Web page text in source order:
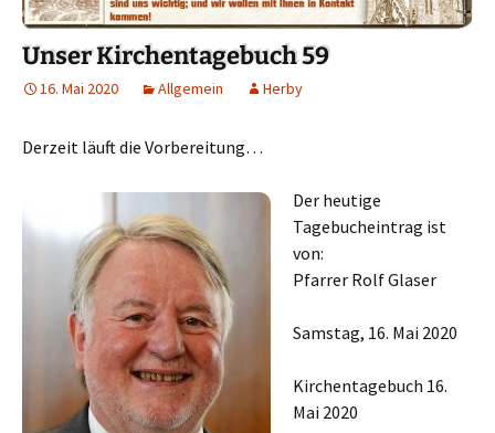
Unser Kirchentagebuch 59
16. Mai 2020 Allgemein Herby
Derzeit läuft die Vorbereitung…
Der heutige
Tagebucheintrag ist
von:
Pfarrer Rolf Glaser
Samstag, 16. Mai 2020
Kirchentagebuch 16.
Mai 2020